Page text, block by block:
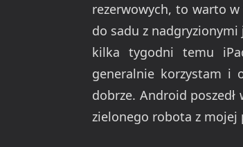
rezerwowych, to warto
do sadu z
kilka tygodni temu
generalnie korzystam i
dobrze. Android
zielonego robota z mojej